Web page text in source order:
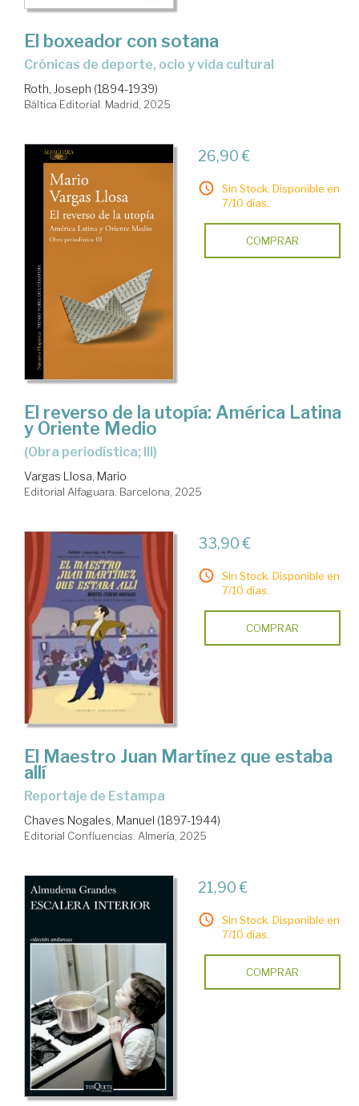
El boxeador con sotana
Crónicas de deporte, ocio y vida cultural
Roth, Joseph (1894-1939)
Báltica Editorial. Madrid, 2025
26,90 €
Sin Stock. Disponible en
7/10 días.
COMPRAR
El reverso de la utopía: América Latina
y Oriente Medio
(Obra periodística; III)
Vargas Llosa, Mario
Editorial Alfaguara. Barcelona, 2025
33,90 €
Sin Stock. Disponible en
7/10 días.
COMPRAR
El Maestro Juan Martínez que estaba
allí
Reportaje de Estampa
Chaves Nogales, Manuel (1897-1944)
Editorial Confluencias. Almería, 2025
21,90 €
Sin Stock. Disponible en
7/10 días.
COMPRAR